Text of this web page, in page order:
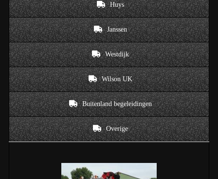
Huys
Janssen
Westdijk
Wilson UK
Buitenland begeleidingen
Overige